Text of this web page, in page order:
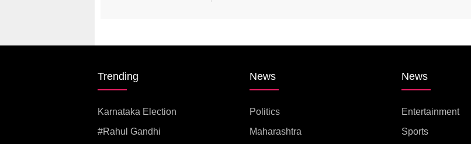
Trending
Karnataka Election
#rahul Gandhi
News
Politics
Maharashtra
News
Entertainment
Sports